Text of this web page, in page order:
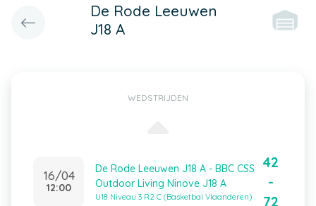
De Rode Leeuwen
J18 A
WEDSTRIJDEN
16/04
12:00
De Rode Leeuwen J18 A - BBC CSS
Outdoor Living Ninove J18 A
U18 Niveau 3 R2 C (Basketbal Vlaanderen)
42
-
72